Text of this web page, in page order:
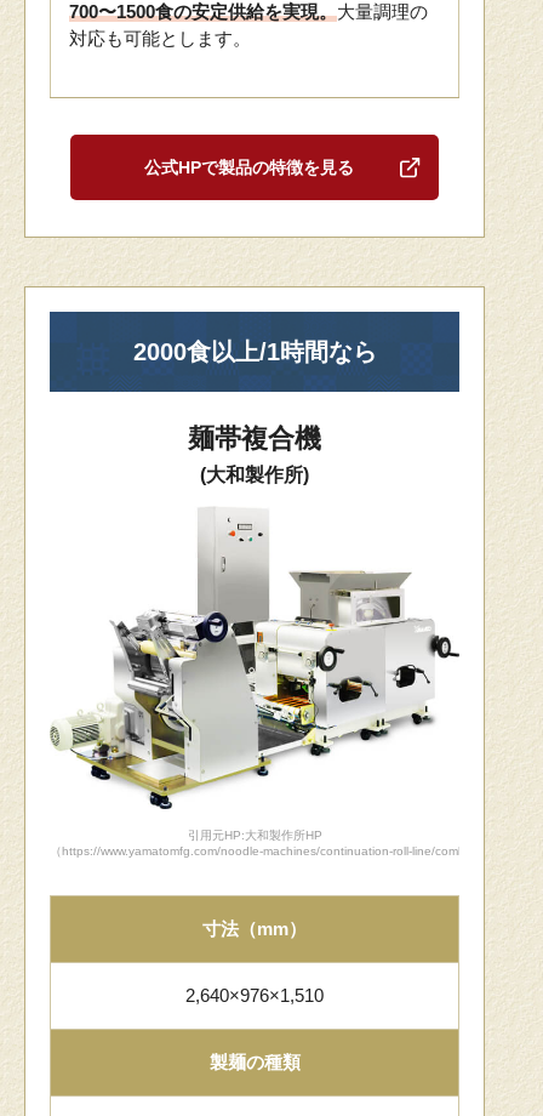
700〜1500食の安定供給を実現。大量調理の
対応も可能とします。
公式HPで製品の特徴を見る
2000食以上/1時間なら
麺帯複合機
(大和製作所)
引用元HP:大和製作所HP
（https://www.yamatomfg.com/noodle-machines/continuation-roll-line/combined-
寸法（mm）
2,640×976×1,510
製麺の種類